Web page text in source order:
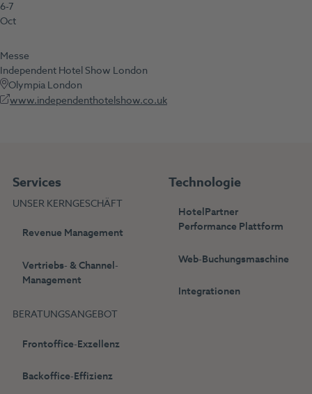
6-7
Oct
Messe
Independent Hotel Show London
Olympia London
www.independenthotelshow.co.uk
Services
UNSER KERNGESCHÄFT
Revenue Management
Vertriebs- & Channel-
Management
BERATUNGSANGEBOT
Frontoffice-Exzellenz
Backoffice-Effizienz
Technologie
HotelPartner
Performance Plattform
Web-Buchungsmaschine
Integrationen